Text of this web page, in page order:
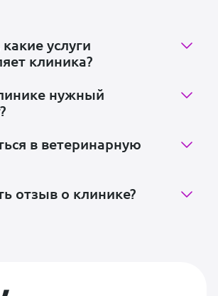
услуги
клиника?
нужный
в ветеринарную
отзыв о клинике?